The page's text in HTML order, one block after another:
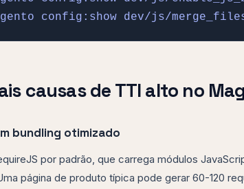
config:show dev/js/
causas de TTI alto no
bundling otimizado
por padrão, que carrega módulos
página de produto típica pode gerar 60-120